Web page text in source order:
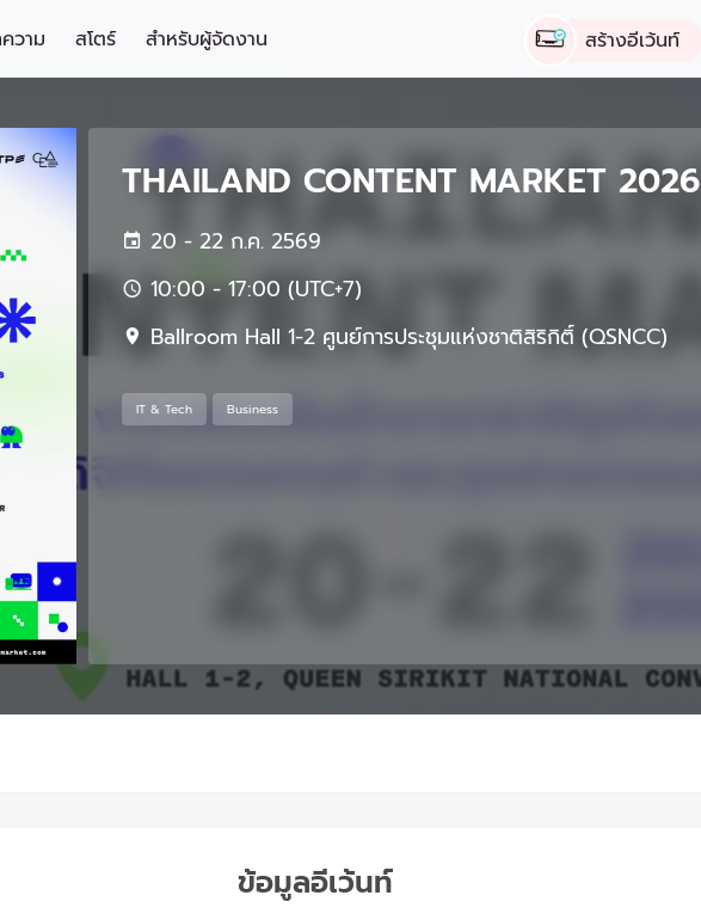
วาม สโตร์ สำหรับผู้จัดงาน สร้างอีเว้นท์
THAILAND CONTENT MARKET 2026
20 - 22 ก.ค. 2569
10:00 - 17:00 (UTC+7)
Ballroom Hall 1-2 ศูนย์การประชุมแห่งชาติสิริกิติ์ (QSNCC)
IT & Tech Business
ข้อมูลอีเว้นท์